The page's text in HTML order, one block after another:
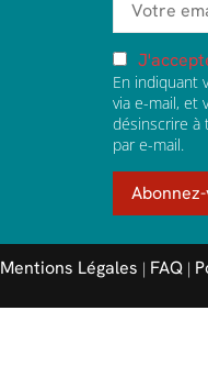
En indiquant
via e-mail, et
désinscrire à
par e-mail.
Mentions Légales | FAQ |